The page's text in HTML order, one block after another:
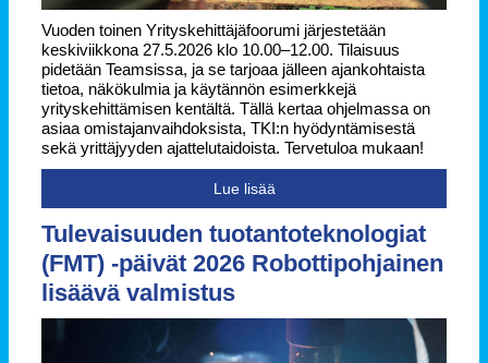
Vuoden toinen Yrityskehittäjäfoorumi järjestetään
keskiviikkona 27.5.2026 klo 10.00–12.00. Tilaisuus
pidetään Teamsissa, ja se tarjoaa jälleen ajankohtaista
tietoa, näkökulmia ja käytännön esimerkkejä
yrityskehittämisen kentältä. Tällä kertaa ohjelmassa on
asiaa omistajanvaihdoksista, TKI:n hyödyntämisestä
sekä yrittäjyyden ajattelutaidoista. Tervetuloa mukaan!
Lue lisää
Tulevaisuuden tuotantoteknologiat
(FMT) -päivät 2026 Robottipohjainen
lisäävä valmistus